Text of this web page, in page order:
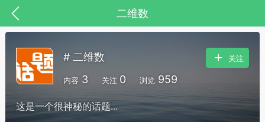
二维数
# 二维数
内容 3 关注 0 浏览 959
关注
这是一个很神秘的话题...